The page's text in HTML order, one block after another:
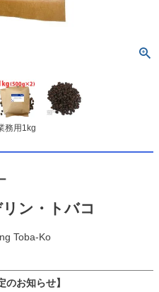
務用1kg
ン・トバコ
Toba-Ko
のお知らせ】